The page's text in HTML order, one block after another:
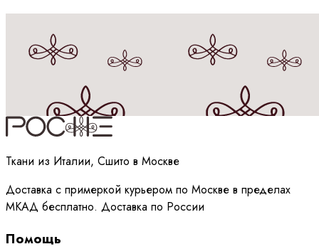
Принимаюполитикуобработки данных
Ткани из Италии, Сшито в Москве
Доставка с примеркой курьером по Москве в пределах
МКАД бесплатно. Доставка по России
Помощь